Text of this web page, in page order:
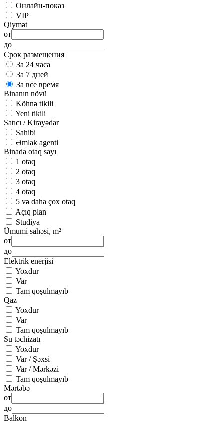
Онлайн-показ
VIP
Qiymət
от
до
Срок размещения
За 24 часа
За 7 дней
За все время
Binanın növü
Köhnə tikili
Yeni tikili
Satıcı / Kirayədar
Sahibi
Əmlak agenti
Binada otaq sayı
1 otaq
2 otaq
3 otaq
4 otaq
5 və daha çox otaq
Açıq plan
Studiya
Ümumi sahəsi, m²
от
до
Elektrik enerjisi
Yoxdur
Var
Tam qoşulmayıb
Qaz
Yoxdur
Var
Tam qoşulmayıb
Su təchizatı
Yoxdur
Var / Şəxsi
Var / Mərkəzi
Tam qoşulmayıb
Mərtəbə
от
до
Balkon